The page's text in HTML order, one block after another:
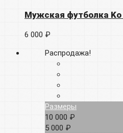
Мужская футболка Ko
6 000 ₽
Распродажа!
Размеры
10 000 ₽
5 000 ₽